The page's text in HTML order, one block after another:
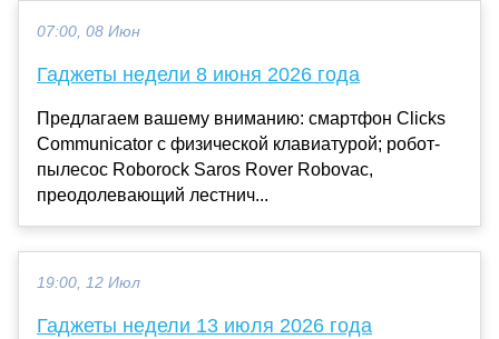
07:00, 08 Июн
Гаджеты недели 8 июня 2026 года
Предлагаем вашему вниманию: смартфон Clicks
Communicator с физической клавиатурой; робот-
пылесос Roborock Saros Rover Robovac,
преодолевающий лестнич...
19:00, 12 Июл
Гаджеты недели 13 июля 2026 года